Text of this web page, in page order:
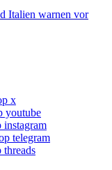
Italien warnen vor
x
youtube
instagram
telegram
threads